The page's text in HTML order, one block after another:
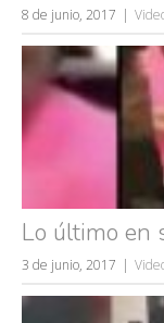
8 de junio, 2017
Lo último en
3 de junio, 2017